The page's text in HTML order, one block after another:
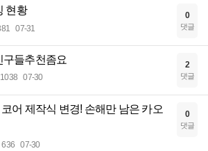
현황
07-31
0
댓글
구들추천좀요
07-30
2
댓글
코어 제작식 변경! 손해만 남은 카오
636 07-30
0
댓글